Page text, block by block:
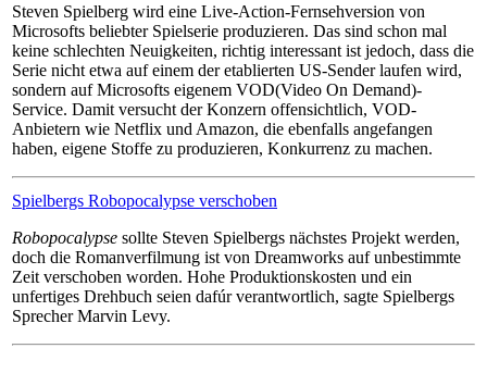
Steven Spielberg wird eine Live-Action-Fernsehversion von
Microsofts beliebter Spielserie produzieren. Das sind schon mal
keine schlechten Neuigkeiten, richtig interessant ist jedoch, dass die
Serie nicht etwa auf einem der etablierten US-Sender laufen wird,
sondern auf Microsofts eigenem VOD(Video On Demand)-
Service. Damit versucht der Konzern offensichtlich, VOD-
Anbietern wie Netflix und Amazon, die ebenfalls angefangen
haben, eigene Stoffe zu produzieren, Konkurrenz zu machen.
Spielbergs Robopocalypse verschoben
Robopocalypse sollte Steven Spielbergs nächstes Projekt werden,
doch die Romanverfilmung ist von Dreamworks auf unbestimmte
Zeit verschoben worden. Hohe Produktionskosten und ein
unfertiges Drehbuch seien dafúr verantwortlich, sagte Spielbergs
Sprecher Marvin Levy.